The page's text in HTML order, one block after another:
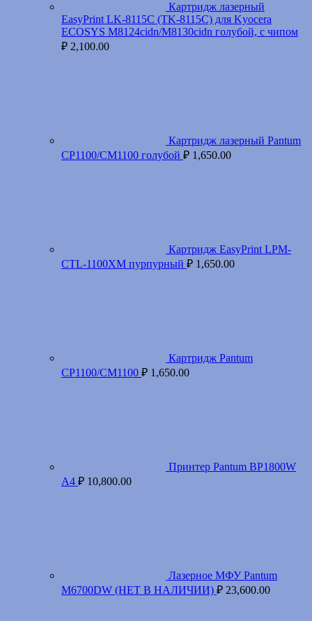
Картридж лазерный
EasyPrint LK-8115C (TK-8115C) для Kyocera
ECOSYS M8124cidn/M8130cidn голубой, с чипом
₽ 2,100.00
Картридж лазерный Pantum
CP1100/CM1100 голубой ₽ 1,650.00
Картридж EasyPrint LPM-
CTL-1100XM пурпурный ₽ 1,650.00
Картридж Pantum
CP1100/CM1100 ₽ 1,650.00
Принтер Pantum BP1800W
A4 ₽ 10,800.00
Лазерное МФУ Pantum
M6700DW (НЕТ В НАЛИЧИИ) ₽ 23,600.00